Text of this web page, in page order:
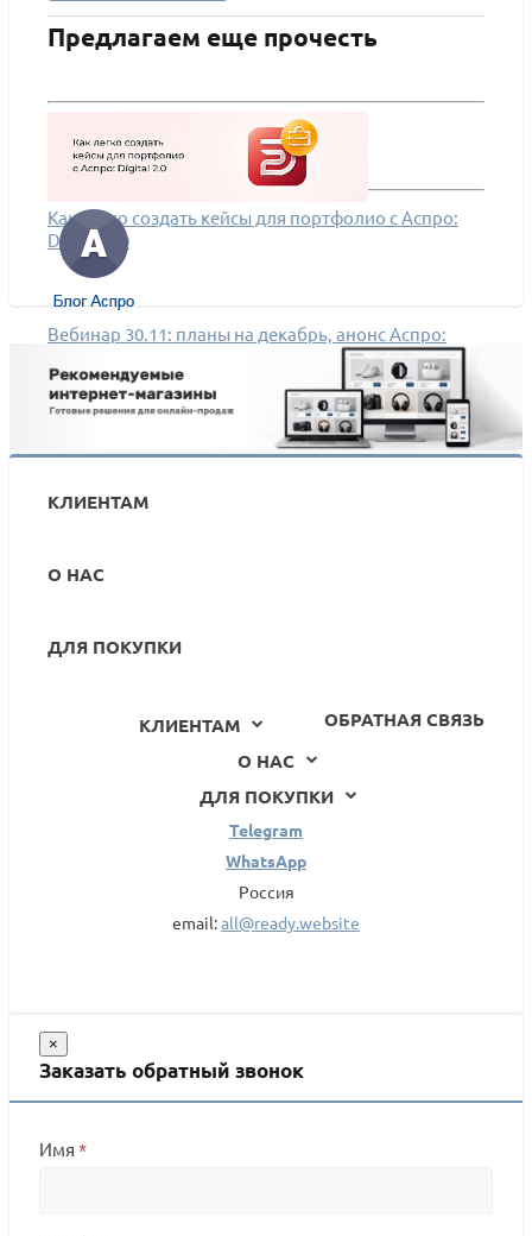
Предлагаем еще прочесть
Как легко создать кейсы для портфолио с Аспро:
Digital 2.0
Вебинар 30.11: планы на декабрь, анонс Аспро:
КЛИЕНТАМ
О НАС
ДЛЯ ПОКУПКИ
ОБРАТНАЯ СВЯЗЬ
КЛИЕНТАМ
О НАС
ДЛЯ ПОКУПКИ
Telegram
WhatsApp
Россия
email:all@ready.website
×
Заказать обратный звонок
Имя *